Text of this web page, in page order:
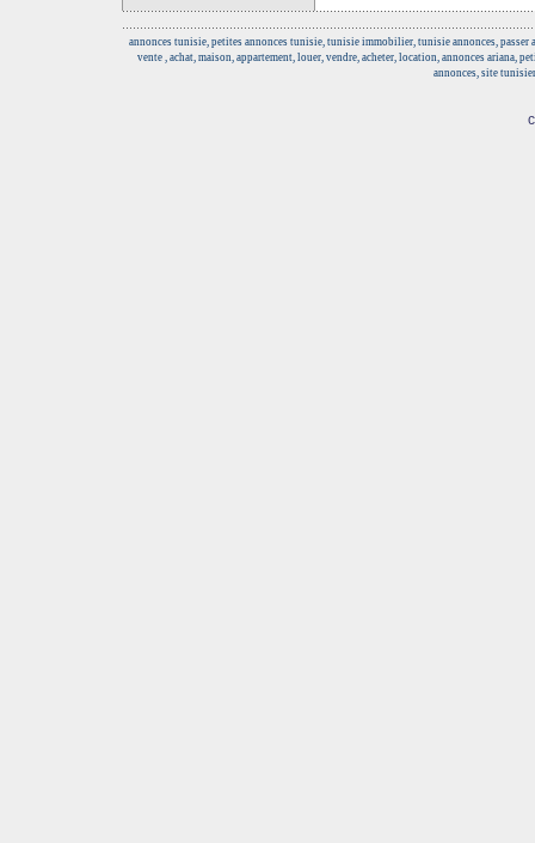
annonces tunisie, petites annonces tunisie, tunisie immobilier, tunisie annonces, passer
vente , achat, maison, appartement, louer, vendre, acheter, location, annonces ariana,
annonces, site